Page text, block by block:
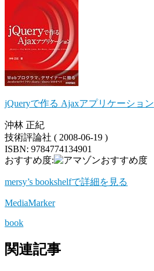
jQueryで作る Ajaxアプリケーション
沖林 正紀
技術評論社 ( 2008-06-19 )
ISBN: 9784774134901
おすすめ度:
mersy’s bookshelfで詳細を見る
MediaMarker
book
関連記事